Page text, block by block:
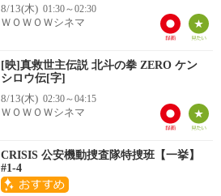
8/13(木) 01:30～02:30
ＷＯＷＯＷシネマ
[映]真救世主伝説 北斗の拳 ZERO ケン
シロウ伝[字]
8/13(木) 02:30～04:15
ＷＯＷＯＷシネマ
CRISIS 公安機動捜査隊特捜班【一挙】
#1-4